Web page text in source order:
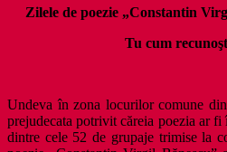
Zilele de poezie „Constantin
Tu cum
Undeva în zona locurilor comune
prejudecata potrivit căreia poezia ar
dintre cele 52 de grupaje trimise la